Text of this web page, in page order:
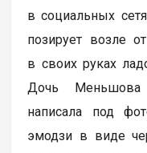
в социальных
позирует возле
в своих руках
Дочь Меньшова
написала под
эмодзи в виде